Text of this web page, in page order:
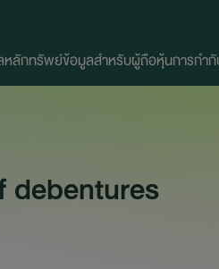
หลักทรัพย์ข้อมูลสำหรับผู้ถือหุ้นการกำ
debentures